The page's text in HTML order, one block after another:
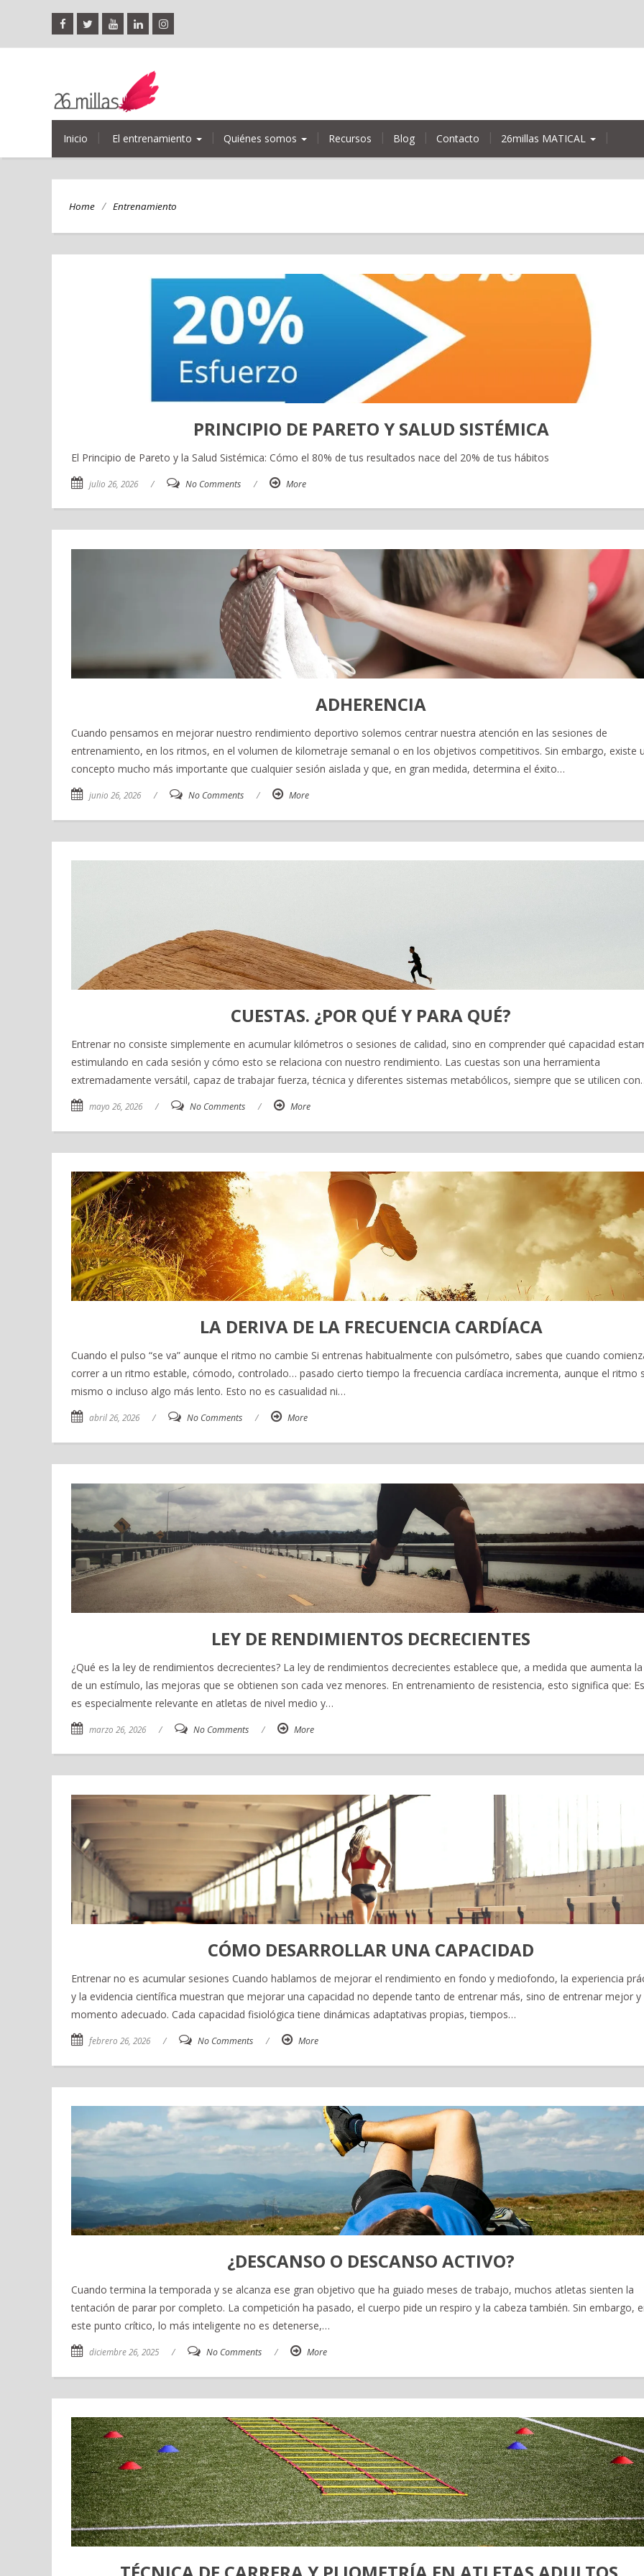
Inicio El entrenamiento Quiénes somos Recursos Blog Contacto 26millas MATICAL
Home / Entrenamiento
PRINCIPIO DE PARETO Y SALUD SISTÉMICA
El Principio de Pareto y la Salud Sistémica: Cómo el 80% de tus resultados nace del 20% de tus hábitos
julio 26, 2026 / No Comments / More
ADHERENCIA
Cuando pensamos en mejorar nuestro rendimiento deportivo solemos centrar nuestra atención en las sesiones de
entrenamiento, en los ritmos, en el volumen de kilometraje semanal o en los objetivos competitivos. Sin embargo, existe
concepto mucho más importante que cualquier sesión aislada y que, en gran medida, determina el éxito…
junio 26, 2026 / No Comments / More
CUESTAS. ¿POR QUÉ Y PARA QUÉ?
Entrenar no consiste simplemente en acumular kilómetros o sesiones de calidad, sino en comprender qué capacidad
estimulando en cada sesión y cómo esto se relaciona con nuestro rendimiento. Las cuestas son una herramienta
extremadamente versátil, capaz de trabajar fuerza, técnica y diferentes sistemas metabólicos, siempre que se utilicen
mayo 26, 2026 / No Comments / More
LA DERIVA DE LA FRECUENCIA CARDÍACA
Cuando el pulso “se va” aunque el ritmo no cambie Si entrenas habitualmente con pulsómetro, sabes que cuando
correr a un ritmo estable, cómodo, controlado… pasado cierto tiempo la frecuencia cardíaca incrementa, aunque el ritmo
mismo o incluso algo más lento. Esto no es casualidad ni…
abril 26, 2026 / No Comments / More
LEY DE RENDIMIENTOS DECRECIENTES
¿Qué es la ley de rendimientos decrecientes? La ley de rendimientos decrecientes establece que, a medida que aumenta
de un estímulo, las mejoras que se obtienen son cada vez menores. En entrenamiento de resistencia, esto significa que:
es especialmente relevante en atletas de nivel medio y…
marzo 26, 2026 / No Comments / More
CÓMO DESARROLLAR UNA CAPACIDAD
Entrenar no es acumular sesiones Cuando hablamos de mejorar el rendimiento en fondo y mediofondo, la experiencia
y la evidencia científica muestran que mejorar una capacidad no depende tanto de entrenar más, sino de entrenar mejor y
momento adecuado. Cada capacidad fisiológica tiene dinámicas adaptativas propias, tiempos…
febrero 26, 2026 / No Comments / More
¿DESCANSO O DESCANSO ACTIVO?
Cuando termina la temporada y se alcanza ese gran objetivo que ha guiado meses de trabajo, muchos atletas sienten la
tentación de parar por completo. La competición ha pasado, el cuerpo pide un respiro y la cabeza también. Sin embargo,
este punto crítico, lo más inteligente no es detenerse,…
diciembre 26, 2025 / No Comments / More